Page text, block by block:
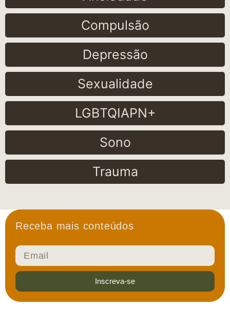
Compulsão
Depressão
Sexualidade
LGBTQIAPN+
Sono
Trauma
Receba mais conteúdos
Inscreva-se